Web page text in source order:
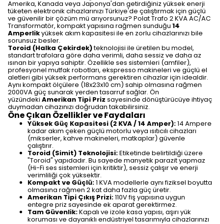
Amerika, Kanada veya Japonya'dan getirdiğiniz yüksek enerji
tüketen elektronik cihazlarınızı Türkiye'de çalıştırmak için güçlü
ve güvenilir bir çözüm mü arıyorsunuz? Polat Trafo 2 KVA AC/AC
Transformatör, kompakt yapısına rağmen sunduğu 14
Amperlikyüksek akım kapasitesi ile en zorlu cihazlarınızı bile
sorunsuz besler.
Toroid (Halka Çekirdek)teknolojisi ile üretilen bu model,
standart trafolara göre daha verimli, daha sessiz ve daha az
ısınan bir yapıya sahiptir. Özellikle ses sistemleri (amfiler),
profesyonel mutfak robotları, ekspresso makineleri ve güçlü el
aletleri gibi yüksek performans gerektiren cihazlar için idealdir.
Aynı kompakt ölçülere (18x23x10 cm) sahip olmasına rağmen
2000VA güç sunarak yerden tasarruf sağlar. Ön
yüzündeki Amerikan Tipi Priz sayesinde dönüştürücüye ihtiyaç
duymadan cihazınızı doğrudan takabilirsiniz.
Öne Çıkan Özellikler ve Faydaları
Yüksek Güç Kapasitesi (2 KVA / 14 Amper):14 Ampere
kadar akım çeken güçlü motorlu veya ısıtıcılı cihazları
(mikserler, kahve makineleri, matkaplar) güvenle
çalıştırır.
Toroid (Simit) Teknolojisi:Etiketinde belirtildiği üzere
"Toroid" yapıdadır. Bu sayede manyetik parazit yapmaz
(Hi-Fi ses sistemleri için kritiktir), sessiz çalışır ve enerji
verimliliği çok yüksektir.
Kompakt ve Güçlü:1 KVA modellerle aynı fiziksel boyutta
olmasına rağmen 2 kat daha fazla güç üretir.
Amerikan Tipi Çıkış Prizi:110V fiş yapısına uygun
entegre priz sayesinde ek aparat gerektirmez.
Tam Güvenlik:Kapalı ve izole kasa yapısı, aşırı yük
koruması ve dayanıklı endüstriyel tasarımıyla cihazlarınızı